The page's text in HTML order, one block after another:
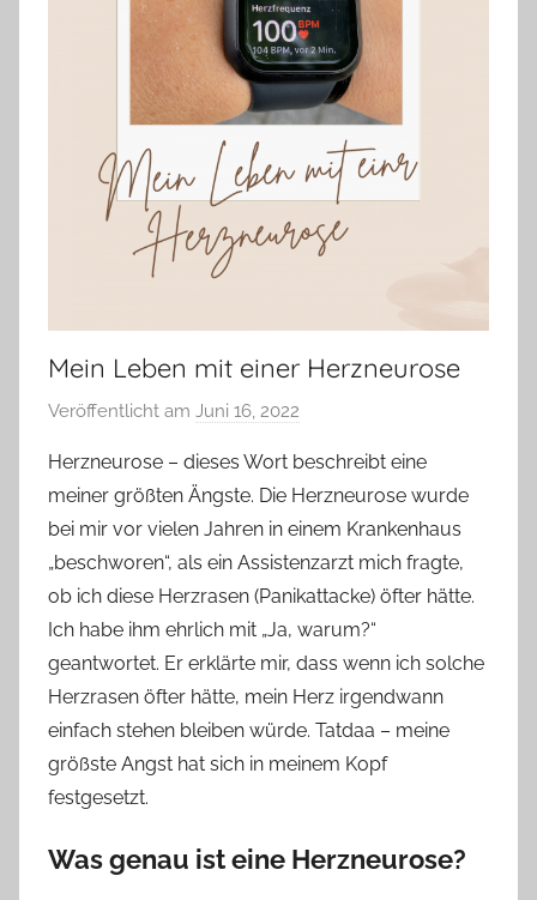
Mein Leben mit einer Herzneurose
Veröffentlicht am Juni 16, 2022
n
Y
v
o
n
n
e
Herzneurose – dieses Wort beschreibt eine
meiner größten Ängste. Die Herzneurose wurde
bei mir vor vielen Jahren in einem Krankenhaus
„beschworen“, als ein Assistenzarzt mich fragte,
ob ich diese Herzrasen (Panikattacke) öfter hätte.
Ich habe ihm ehrlich mit „Ja, warum?“
geantwortet. Er erklärte mir, dass wenn ich solche
Herzrasen öfter hätte, mein Herz irgendwann
einfach stehen bleiben würde. Tatdaa – meine
größste Angst hat sich in meinem Kopf
festgesetzt.
Was genau ist eine Herzneurose?